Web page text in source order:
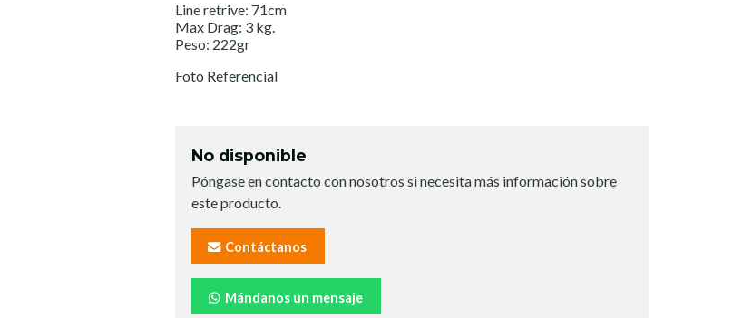
Line retrive: 71cm
Max Drag: 3 kg.
Peso: 222gr
Foto Referencial
No disponible
Póngase en contacto con nosotros si necesita más información sobre
este producto.
Contáctanos
Mándanos un mensaje